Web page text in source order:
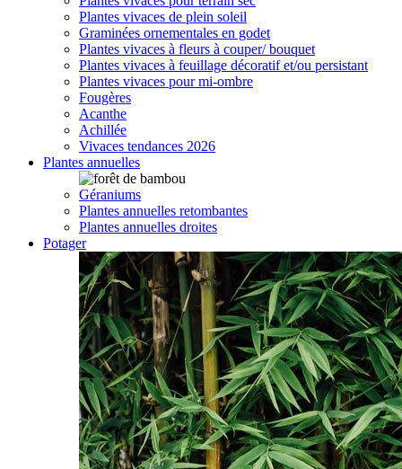
Plantes vivaces de plein soleil
Graminées ornementales en godet
Plantes vivaces à fleurs à couper/ bouquet
Plantes vivaces à feuillage décoratif et/ou persistant
Plantes vivaces pour mi-ombre
Fougères
Acanthe
Achillée
Vivaces tendances 2026
Plantes annuelles
Géraniums
Plantes annuelles retombantes
Plantes annuelles droites
Potager